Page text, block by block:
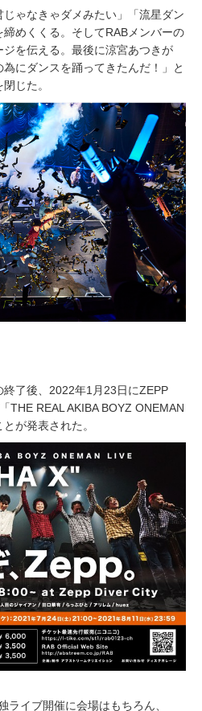
ゃなきゃダメみたい」「流星ダン
めくくる。そしてRABメンバーの
を伝える。最後に涼宮あつきが
為にダンスを踊ってきたんだ！」と
じた。
了後、2022年1月23日にZEPP
THE REAL AKIBA BOYZ ONEMAN
が​発表された。
イブ開催に会場はもちろん、